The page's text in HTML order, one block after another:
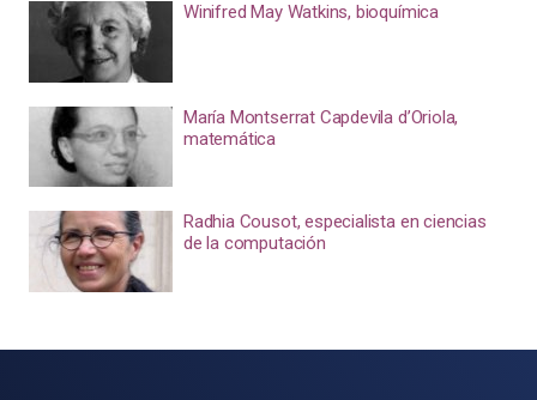
Winifred May Watkins, bioquímica
María Montserrat Capdevila d’Oriola,
matemática
Radhia Cousot, especialista en ciencias
de la computación